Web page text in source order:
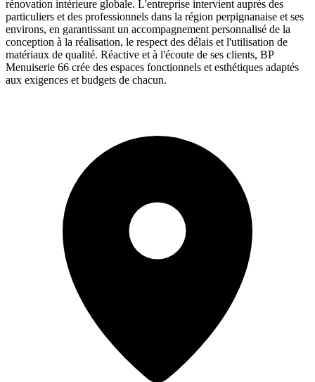
rénovation intérieure globale. L'entreprise intervient auprès des
particuliers et des professionnels dans la région perpignanaise et ses
environs, en garantissant un accompagnement personnalisé de la
conception à la réalisation, le respect des délais et l'utilisation de
matériaux de qualité. Réactive et à l'écoute de ses clients, BP
Menuiserie 66 crée des espaces fonctionnels et esthétiques adaptés
aux exigences et budgets de chacun.